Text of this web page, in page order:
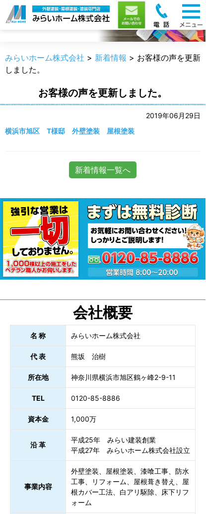
新着情報
みらいホーム株式会社 > 新着情報 > お客様の声を更新
しました。
お客様の声を更新しました。
2019年06月29日
横浜市旭区 T様邸 外壁塗装 屋根塗装
新着情報一覧へ
会社概要
名 称 みらいホーム株式会社
代 表 熊坂 治樹
所在地 神奈川県横浜市旭区鶴ヶ峰2-9-11
TEL 0120-85-8886
資本金 1,000万
沿 革
平成25年 みらい建装創業
平成27年 みらいホーム株式会社設立
事業内容
外壁塗装、屋根塗装、漆喰工事、防水
工事、リフォーム、屋根葺き替え、屋
根カバー工法、白アリ駆除、床下リフ
ォーム